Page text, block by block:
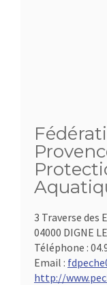
3 Traverse des
04000 DIGNE
Téléphone :
Email :
http://